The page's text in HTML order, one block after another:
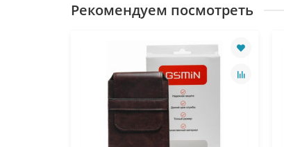
Рекомендуем посмотреть